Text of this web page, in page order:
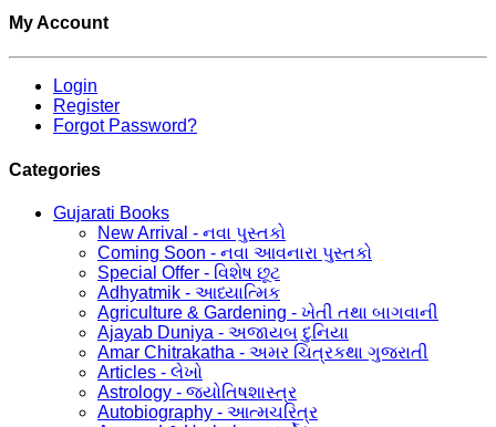
My Account
Login
Register
Forgot Password?
Categories
Gujarati Books
New Arrival - નવા પુસ્તકો
Coming Soon - નવા આવનારા પુસ્તકો
Special Offer - વિશેષ છૂટ
Adhyatmik - આધ્યાત્મિક
Agriculture & Gardening - ખેતી તથા બાગવાની
Ajayab Duniya - અજાયબ દુનિયા
Amar Chitrakatha - અમર ચિત્રકથા ગુજરાતી
Articles - લેખો
Astrology - જ્યોતિષશાસ્ત્ર
Autobiography - આત્મચરિત્ર